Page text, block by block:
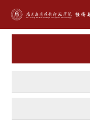
南昌应用技术师范学院，